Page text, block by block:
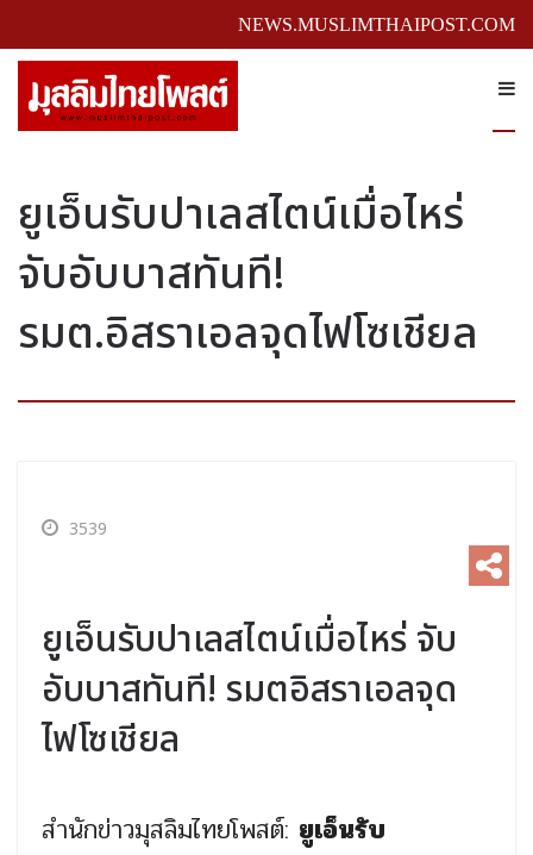
NEWS.MUSLIMTHAIPOST.COM
ยูเอ็นรับปาเลสไตน์เมื่อไหร่
จับอับบาสทันที!
รมต.อิสราเอลจุดไฟโซเชียล
3539
ยูเอ็นรับปาเลสไตน์เมื่อไหร่ จับ
อับบาสทันที! รมตอิสราเอลจุด
ไฟโซเชียล
สำนักข่าวมุสลิมไทยโพสต์: ยูเอ็นรับ